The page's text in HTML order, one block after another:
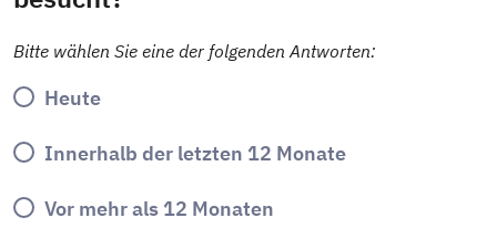
Bitte wählen Sie eine der folgenden Antworten:
Heute
Innerhalb der letzten 12 Monate
Vor mehr als 12 Monaten